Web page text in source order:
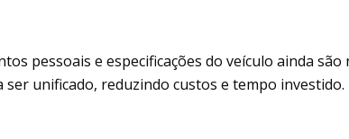
pessoais e especificações do veículo ainda são
unificado, reduzindo custos e tempo investido.